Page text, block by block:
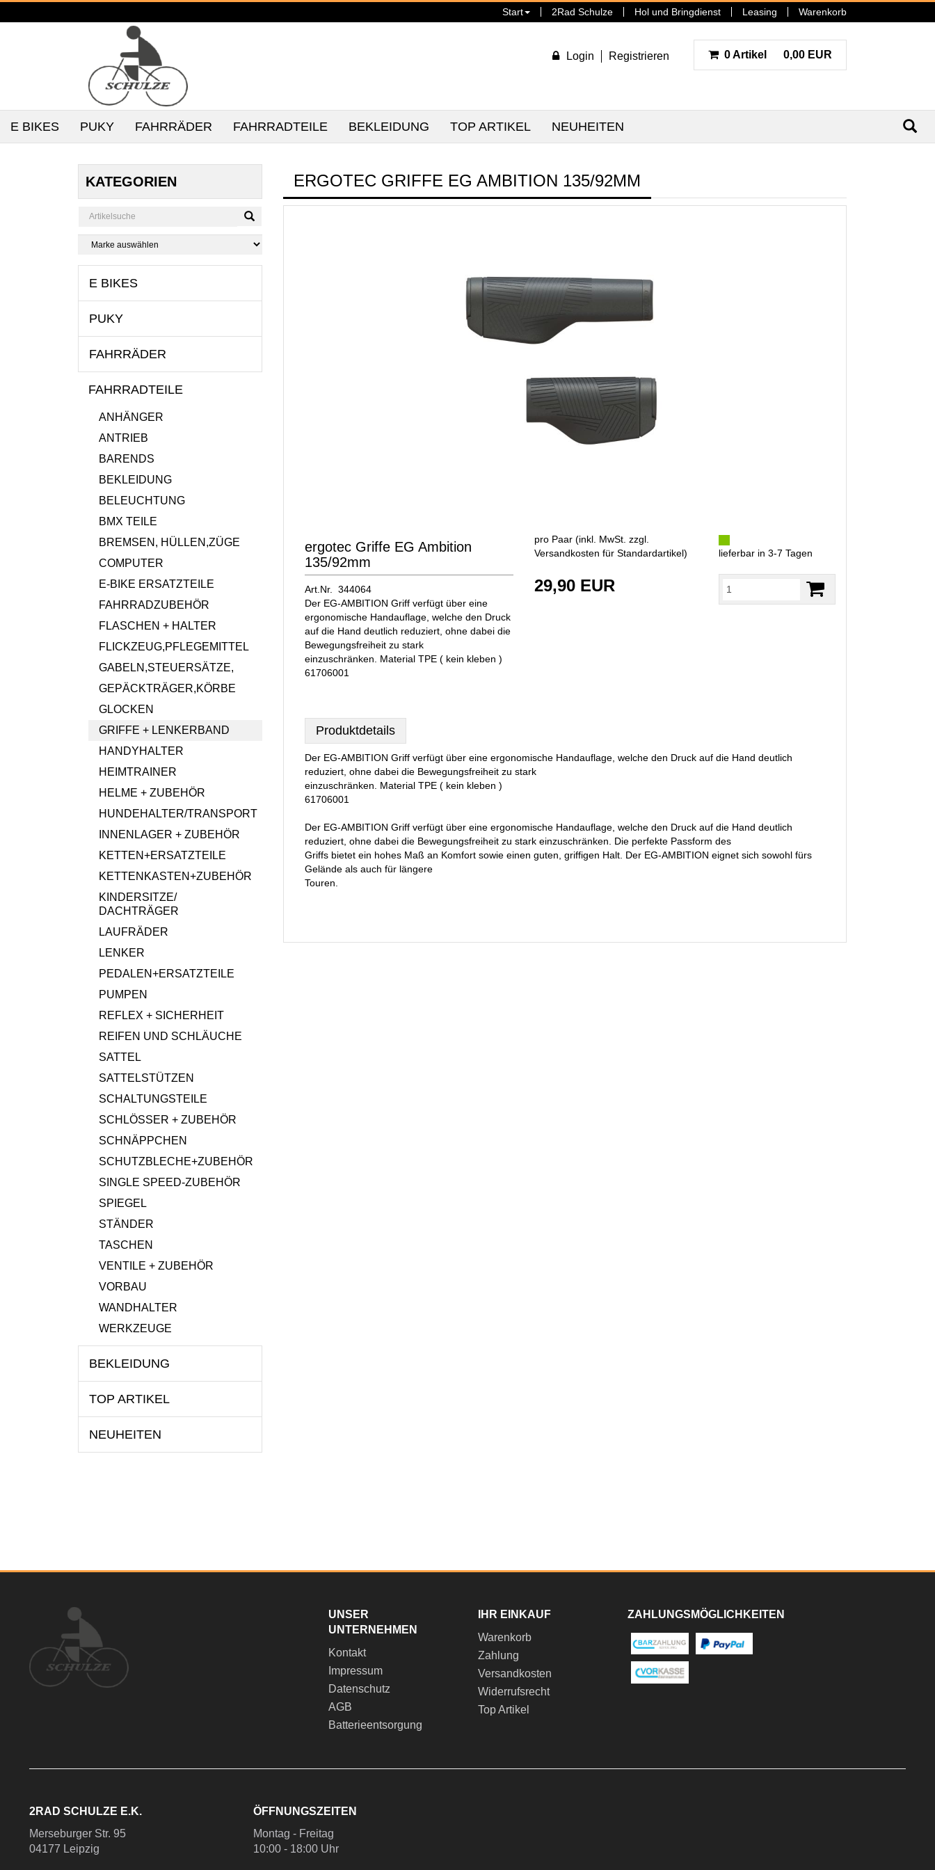
Start 2Rad Schulze Hol und Bringdienst Leasing Warenkorb
Login Registrieren 0 Artikel 0,00 EUR
E BIKES PUKY FAHRRÄDER FAHRRADTEILE BEKLEIDUNG TOP ARTIKEL NEUHEITEN
KATEGORIEN
E BIKES
PUKY
FAHRRÄDER
FAHRRADTEILE
ANHÄNGER
ANTRIEB
BARENDS
BEKLEIDUNG
BELEUCHTUNG
BMX TEILE
BREMSEN, HÜLLEN,ZÜGE
COMPUTER
E-BIKE ERSATZTEILE
FAHRRADZUBEHÖR
FLASCHEN + HALTER
FLICKZEUG,PFLEGEMITTEL
GABELN,STEUERSÄTZE,
GEPÄCKTRÄGER,KÖRBE
GLOCKEN
GRIFFE + LENKERBAND
HANDYHALTER
HEIMTRAINER
HELME + ZUBEHÖR
HUNDEHALTER/TRANSPORT
INNENLAGER + ZUBEHÖR
KETTEN+ERSATZTEILE
KETTENKASTEN+ZUBEHÖR
KINDERSITZE/
DACHTRÄGER
LAUFRÄDER
LENKER
PEDALEN+ERSATZTEILE
PUMPEN
REFLEX + SICHERHEIT
REIFEN UND SCHLÄUCHE
SATTEL
SATTELSTÜTZEN
SCHALTUNGSTEILE
SCHLÖSSER + ZUBEHÖR
SCHNÄPPCHEN
SCHUTZBLECHE+ZUBEHÖR
SINGLE SPEED-ZUBEHÖR
SPIEGEL
STÄNDER
TASCHEN
VENTILE + ZUBEHÖR
VORBAU
WANDHALTER
WERKZEUGE
BEKLEIDUNG
TOP ARTIKEL
NEUHEITEN
ERGOTEC GRIFFE EG AMBITION 135/92MM
ergotec Griffe EG Ambition
135/92mm
Art.Nr. 344064
Der EG-AMBITION Griff verfügt über eine
ergonomische Handauflage, welche den Druck
auf die Hand deutlich reduziert, ohne dabei die
Bewegungsfreiheit zu stark
einzuschränken. Material TPE ( kein kleben )
61706001
pro Paar (inkl. MwSt. zzgl.
Versandkosten für Standardartikel)
29,90 EUR
lieferbar in 3-7 Tagen
Produktdetails
Der EG-AMBITION Griff verfügt über eine ergonomische Handauflage, welche den Druck auf die Hand deutlich
reduziert, ohne dabei die Bewegungsfreiheit zu stark
einzuschränken. Material TPE ( kein kleben )
61706001
Der EG-AMBITION Griff verfügt über eine ergonomische Handauflage, welche den Druck auf die Hand deutlich
reduziert, ohne dabei die Bewegungsfreiheit zu stark einzuschränken. Die perfekte Passform des
Griffs bietet ein hohes Maß an Komfort sowie einen guten, griffigen Halt. Der EG-AMBITION eignet sich sowohl fürs
Gelände als auch für längere
Touren.
UNSER
UNTERNEHMEN
Kontakt
Impressum
Datenschutz
AGB
Batterieentsorgung
IHR EINKAUF
Warenkorb
Zahlung
Versandkosten
Widerrufsrecht
Top Artikel
ZAHLUNGSMÖGLICHKEITEN
2RAD SCHULZE E.K.
Merseburger Str. 95
04177 Leipzig
ÖFFNUNGSZEITEN
Montag - Freitag
10:00 - 18:00 Uhr